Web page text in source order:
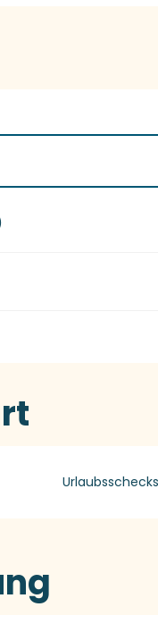
Urlaubsschecks